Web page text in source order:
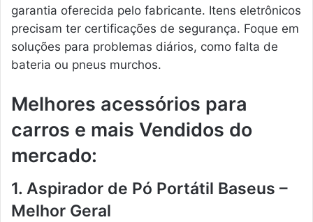
garantia oferecida pelo fabricante. Itens eletrônicos
precisam ter certificações de segurança. Foque em
soluções para problemas diários, como falta de
bateria ou pneus murchos.
Melhores acessórios para
carros e mais Vendidos do
mercado:
1. Aspirador de Pó Portátil Baseus –
Melhor Geral